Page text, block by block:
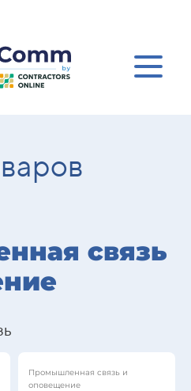
связь
Промышленная связь и
оповещение